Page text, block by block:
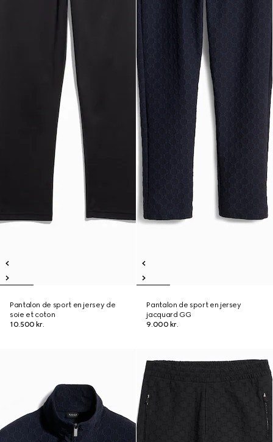
Pantalon de sport en jersey de
soie et coton
10.500 kr.
Pantalon de sport en jersey
jacquard GG
9.000 kr.